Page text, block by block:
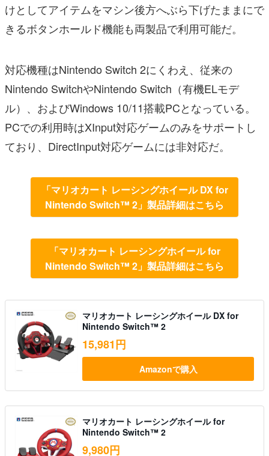
けとしてアイテムをマシン後方へぶら下げたままにで
きるボタンホールド機能も両製品で利用可能だ。
対応機種はNintendo Switch 2にくわえ、従来の
Nintendo SwitchやNintendo Switch（有機ELモデ
ル）、およびWindows 10/11搭載PCとなっている。
PCでの利用時はXInput対応ゲームのみをサポートし
ており、DirectInput対応ゲームには非対応だ。
「マリオカート レーシングホイール DX for
Nintendo Switch™ 2」製品詳細はこちら
「マリオカート レーシングホイール for
Nintendo Switch™ 2」製品詳細はこちら
マリオカート レーシングホイール DX for
Nintendo Switch™ 2
15,981円
Amazonで購入
マリオカート レーシングホイール for
Nintendo Switch™ 2
9,980円